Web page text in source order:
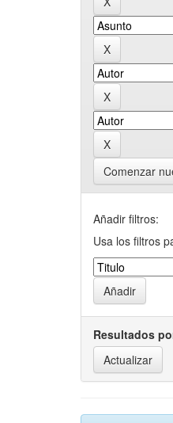
Comenzar
Añadir filtros:
Usa los filtros
Resultados